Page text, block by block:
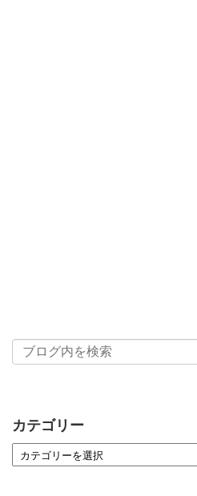
カテゴリー